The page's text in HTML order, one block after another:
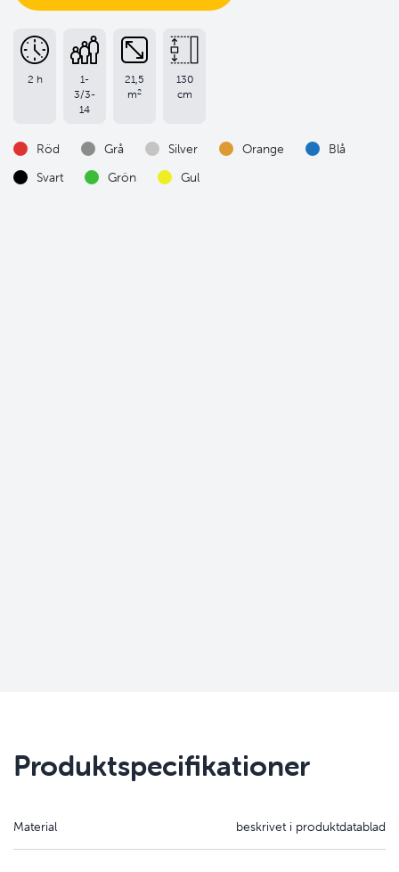
2 h
1-
3/3-
14
21,5
m2
130
cm
Röd Grå Silver Orange
Blå
Svart
Grön Gul
Produktspecifikationer
Material beskrivet i produktdatablad